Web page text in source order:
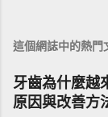
這個網誌中的熱門
牙齒為什麼越
原因與改善方